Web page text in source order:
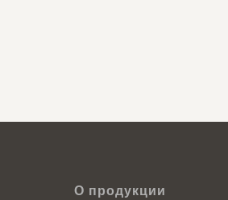
О продукции